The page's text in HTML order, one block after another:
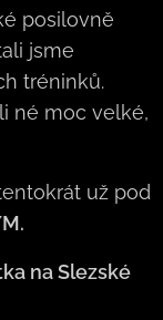
posilovně
jsme
tréninků.
né moc velké,
už pod
na Slezské